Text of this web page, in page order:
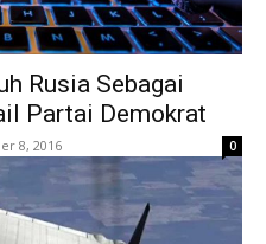
Rusia Sebagai
Partai Demokrat
8, 2016 0